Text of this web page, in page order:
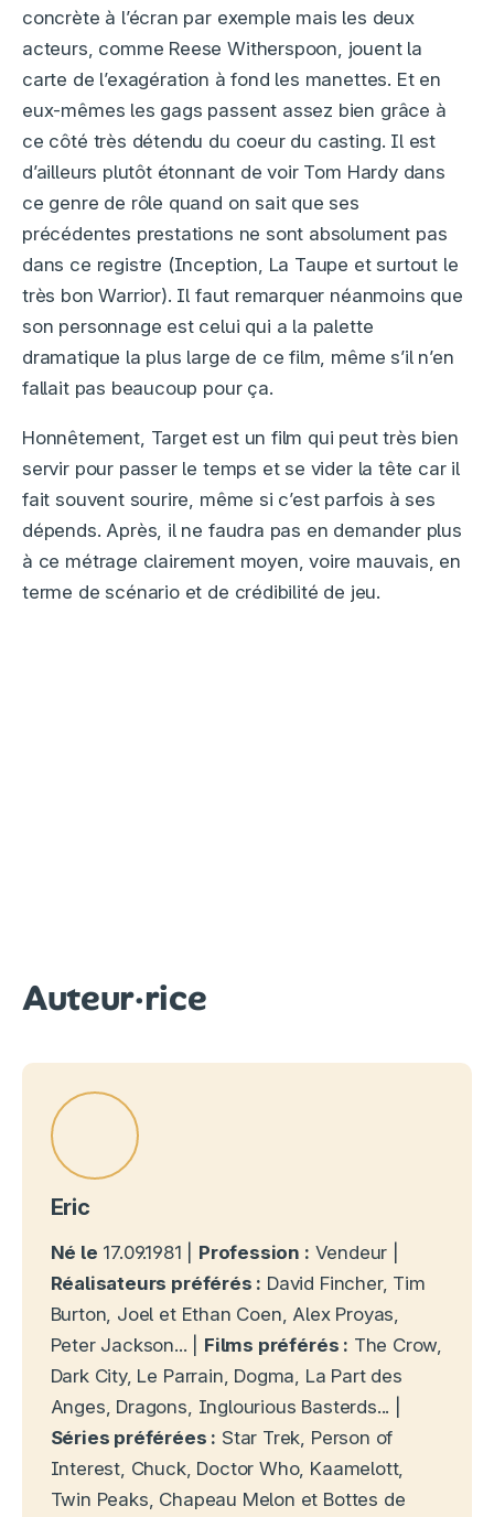
concrète à l’écran par exemple mais les deux
acteurs, comme Reese Witherspoon, jouent la
carte de l’exagération à fond les manettes. Et en
eux-mêmes les gags passent assez bien grâce à
ce côté très détendu du coeur du casting. Il est
d’ailleurs plutôt étonnant de voir Tom Hardy dans
ce genre de rôle quand on sait que ses
précédentes prestations ne sont absolument pas
dans ce registre (Inception, La Taupe et surtout le
très bon Warrior). Il faut remarquer néanmoins que
son personnage est celui qui a la palette
dramatique la plus large de ce film, même s’il n’en
fallait pas beaucoup pour ça.
Honnêtement, Target est un film qui peut très bien
servir pour passer le temps et se vider la tête car il
fait souvent sourire, même si c’est parfois à ses
dépends. Après, il ne faudra pas en demander plus
à ce métrage clairement moyen, voire mauvais, en
terme de scénario et de crédibilité de jeu.
Auteur·rice
Eric
Né le 17.09.1981 | Profession : Vendeur |
Réalisateurs préférés : David Fincher, Tim
Burton, Joel et Ethan Coen, Alex Proyas,
Peter Jackson... | Films préférés : The Crow,
Dark City, Le Parrain, Dogma, La Part des
Anges, Dragons, Inglourious Basterds... |
Séries préférées : Star Trek, Person of
Interest, Chuck, Doctor Who, Kaamelott,
Twin Peaks, Chapeau Melon et Bottes de